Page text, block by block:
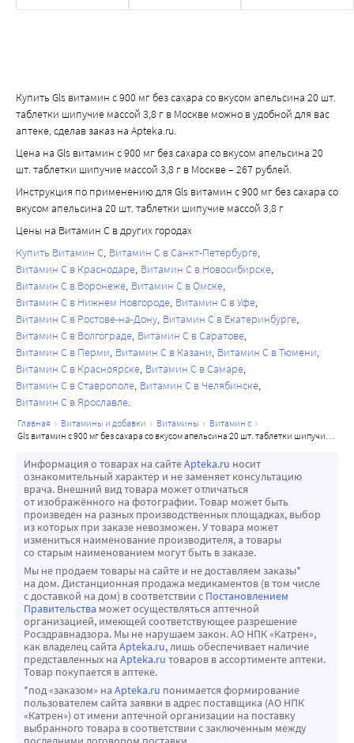
Купить Gls витамин с 900 мг без сахара со вкусом апельсина 20 шт.
таблетки шипучие массой 3,8 г в Москве можно в удобной для вас
аптеке, сделав заказ на Apteka.ru.
Цена на Gls витамин с 900 мг без сахара со вкусом апельсина 20
шт. таблетки шипучие массой 3,8 г в Москве – 267 рублей.
Инструкция по применению для Gls витамин с 900 мг без сахара со
вкусом апельсина 20 шт. таблетки шипучие массой 3,8 г
Цены на Витамин С в других городах
Купить Витамин С Витамин С в Санкт-Петербурге
Витамин С в Краснодаре Витамин С в Новосибирске
Витамин С в Воронеже Витамин С в Омске
Витамин С в Нижнем Новгороде Витамин С в Уфе
Витамин С в Ростове-на-Дону Витамин С в Екатеринбурге
Витамин С в Волгограде Витамин С в Саратове
Витамин С в Перми Витамин С в Казани Витамин С в Тюмени
Витамин С в Красноярске Витамин С в Самаре
Витамин С в Ставрополе Витамин С в Челябинске
Витамин С в Ярославле
главная витамины и добавки витамины
витамин с
gls витамин с 900 мг без сахара со вкусом апельсина 20 шт. таблетки шипучие массой 3,8 г
Информация о товарах на сайтеApteka.ru носит
ознакомительный характер и не заменяет консультацию
врача. Внешний вид товара может отличаться
от изображённого на фотографии. Товар может быть
произведен на разных производственных площадках, выбор
из которых при заказе невозможен. У товара может
измениться наименование производителя, а товары
со старым наименованием могут быть в заказе.
Мы не продаем товары на сайте и не доставляем заказы*
на дом. Дистанционная продажа медикаментов (в том числе
с доставкой на дом) в соответствии с Постановлением
Правительства может осуществляться аптечной
организацией, имеющей соответствующее разрешение
Росздравнадзора. Мы не нарушаем закон. АО НПК «Катрен»,
как владелец сайта Apteka.ru, лишь обеспечивает наличие
представленных на Apteka.ru товаров в ассортименте аптеки.
Товар покупается в аптеке.
*под «заказом» на Apteka.ru понимается формирование
пользователем сайта заявки в адрес поставщика (АО НПК
«Катрен») от имени аптечной организации на поставку
выбранного товара в соответствии с заключенным между